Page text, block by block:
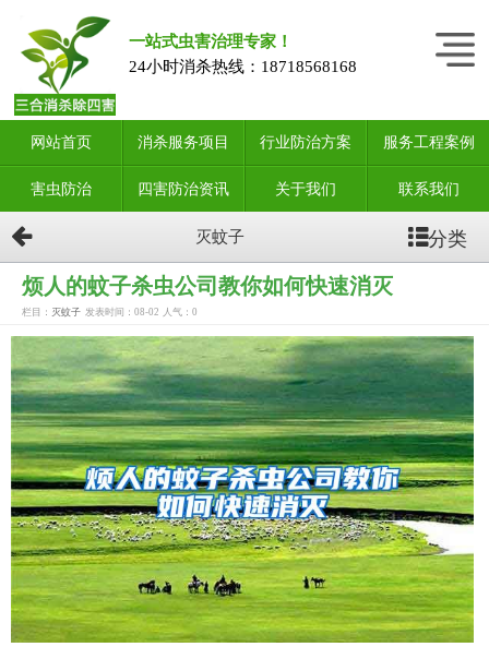
一站式虫害治理专家！
24小时消杀热线： 18718568168
网站首页 消杀服务项目 行业防治方案 服务工程案例
害虫防治 四害防治资讯 关于我们 联系我们
灭蚊子 分类
烦人的蚊子杀虫公司教你如何快速消灭
栏目： 灭蚊子 发表时间：08-02 人气： 0